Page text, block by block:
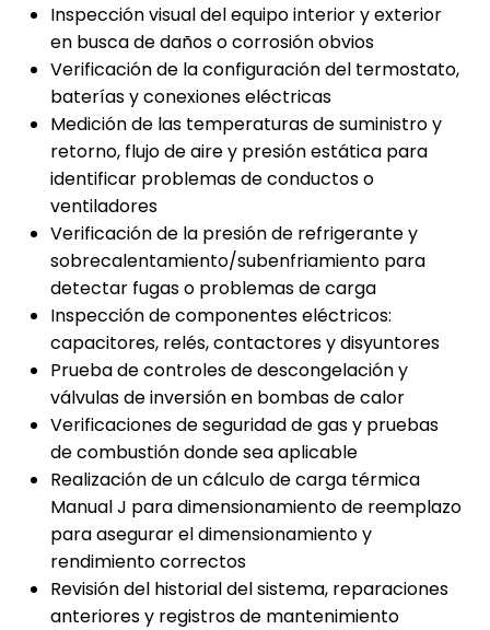
Inspección visual del equipo interior y exterior
en busca de daños o corrosión obvios
Verificación de la configuración del termostato,
baterías y conexiones eléctricas
Medición de las temperaturas de suministro y
retorno, flujo de aire y presión estática para
identificar problemas de conductos o
ventiladores
Verificación de la presión de refrigerante y
sobrecalentamiento/subenfriamiento para
detectar fugas o problemas de carga
Inspección de componentes eléctricos:
capacitores, relés, contactores y disyuntores
Prueba de controles de descongelación y
válvulas de inversión en bombas de calor
Verificaciones de seguridad de gas y pruebas
de combustión donde sea aplicable
Realización de un cálculo de carga térmica
Manual J para dimensionamiento de reemplazo
para asegurar el dimensionamiento y
rendimiento correctos
Revisión del historial del sistema, reparaciones
anteriores y registros de mantenimiento